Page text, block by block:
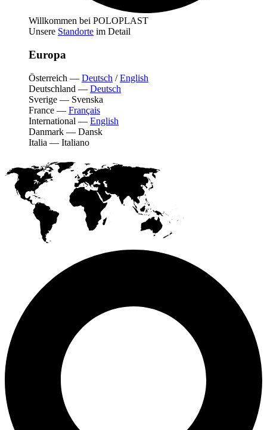
Willkommen bei POLOPLAST
Unsere Standorte im Detail
Europa
Österreich — Deutsch /English
Deutschland — Deutsch
Sverige — Svenska
France — Français
International — English
Danmark — Dansk
Italia — Italiano